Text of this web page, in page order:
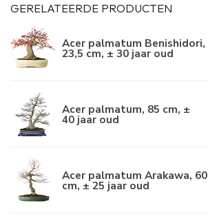
GERELATEERDE PRODUCTEN
Acer palmatum Benishidori,
23,5 cm, ± 30 jaar oud
Acer palmatum, 85 cm, ±
40 jaar oud
Acer palmatum Arakawa, 60
cm, ± 25 jaar oud